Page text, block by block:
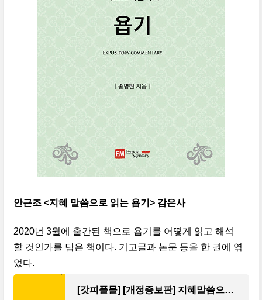
안근조 <지혜 말씀으로 읽는 욥기> 감은사
2020년 3월에 출간된 책으로 욥기를 어떻게 읽고 해석
할 것인가를 담은 책이다. 기고글과 논문 등을 한 권에 엮
었다.
[갓피플몰] [개정증보판] 지혜말씀으로 읽는 욥기